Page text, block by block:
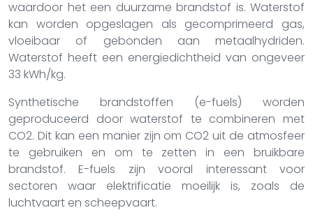
waardoor het een duurzame brandstof is. Waterstof
kan worden opgeslagen als gecomprimeerd gas,
vloeibaar of gebonden aan metaalhydriden.
Waterstof heeft een energiedichtheid van ongeveer
33 kWh/kg.
Synthetische brandstoffen (e-fuels) worden
geproduceerd door waterstof te combineren met
CO2. Dit kan een manier zijn om CO2 uit de atmosfeer
te gebruiken en om te zetten in een bruikbare
brandstof. E-fuels zijn vooral interessant voor
sectoren waar elektrificatie moeilijk is, zoals de
luchtvaart en scheepvaart.